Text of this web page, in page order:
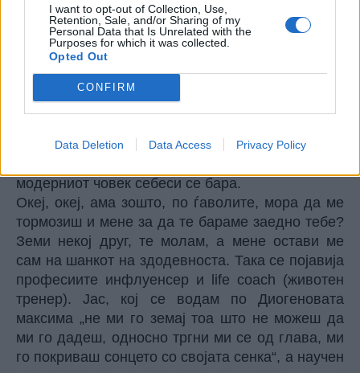
I want to opt-out of Collection, Use,
Retention, Sale, and/or Sharing of my
Personal Data that Is Unrelated with the
Purposes for which it was collected.
Opted Out
CONFIRM
Data Deletion Data Access Privacy Policy
пронајде во работата? Токму така. Фак! Фак! И
сега пак си на патот кон себеостварување? Кај
го затурив факинг клучот за црната дупка кон
другиот крај на вселената?
Ама тука е кваката. Всушност, за човекот да се
оствари себеси, прво мора да се пронајде
ненормалните од митолошките и
модерниот човек себеси се бара.
Океј, океј, ама зошто, по ѓаволите, мора да ме
тормозиш и мене за да те бараме заедно тебе?
Земи некој друг, те молам, а мене остави ме
сам на шанкот на здодевноста. Така се појавија
професиите инфлуенсер и life coach (животен
тренер). Јас, кој се водам по Диогеновата
максима „не ми го земај тоа што не можеш да
ми го дадеш, односно тргни ми се од глава, ми
го покриваш сонцето со својата сенка“, а научен